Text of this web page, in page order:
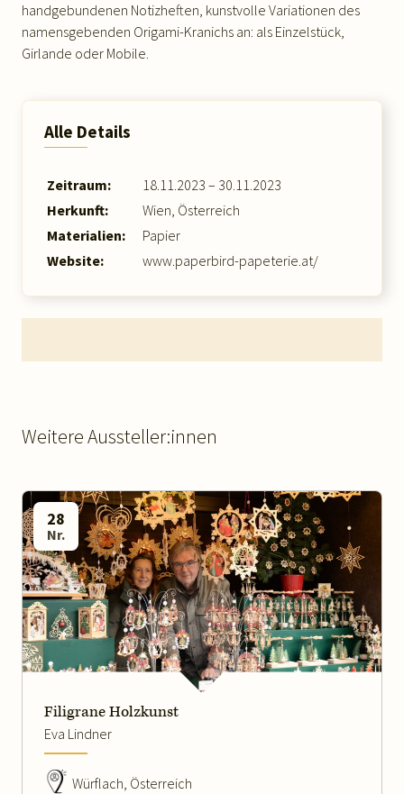
handgebundenen Notizheften, kunstvolle Variationen des
namensgebenden Origami-Kranichs an: als Einzelstück,
Girlande oder Mobile.
Alle Details
Zeitraum:
18.11.2023 – 30.11.2023
Herkunft:
Wien, Österreich
Materialien:
Papier
Website:
www.paperbird-papeterie.at/
Weitere Aussteller:innen
28
Nr.
Filigrane Holzkunst
Eva Lindner
Würflach, Österreich